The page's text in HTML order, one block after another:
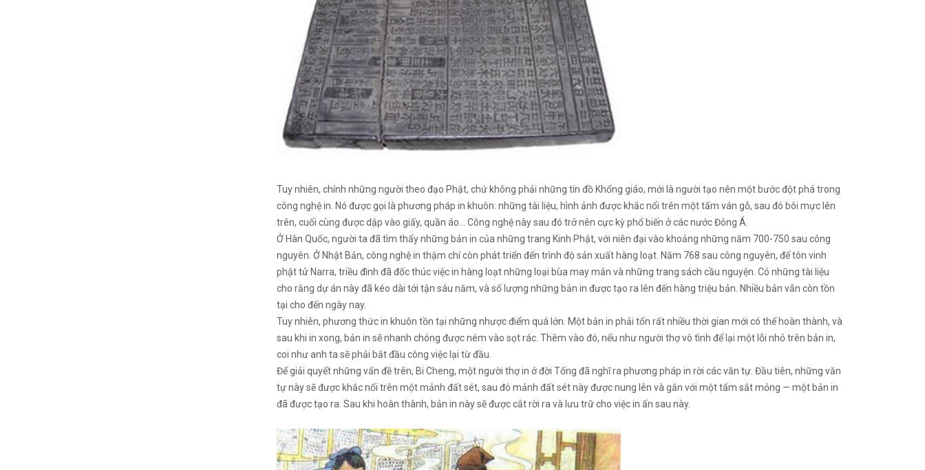
Tuy nhiên, chính những người theo đạo Phật, chứ không phải những tín đồ Khổng giáo, mới là người tạo nên một bước đột phá trong
công nghệ in. Nó được gọi là phương pháp in khuôn: những tài liệu, hình ảnh được khắc nổi trên một tấm ván gỗ, sau đó bôi mực lên
trên, cuối cùng được dập vào giấy, quần áo… Công nghệ này sau đó trở nên cực kỳ phổ biến ở các nước Đông Á.
Ở Hàn Quốc, người ta đã tìm thấy những bản in của những trang Kinh Phật, với niên đại vào khoảng những năm 700-750 sau công
nguyên. Ở Nhật Bản, công nghệ in thậm chí còn phát triển đến trình độ sản xuất hàng loạt. Năm 768 sau công nguyên, để tôn vinh
phật tử Narra, triều đình đã đốc thúc việc in hàng loạt những loại bùa may mắn và những trang sách cầu nguyện. Có những tài liệu
cho rằng dự án này đã kéo dài tới tận sáu năm, và số lượng những bản in được tạo ra lên đến hàng triệu bản. Nhiều bản vẫn còn tồn
tại cho đến ngày nay.
Tuy nhiên, phương thức in khuôn tồn tại những nhược điểm quá lớn. Một bản in phải tốn rất nhiều thời gian mới có thể hoàn thành, và
sau khi in xong, bản in sẽ nhanh chóng được ném vào sọt rác. Thêm vào đó, nếu như người thợ vô tình để lại một lỗi nhỏ trên bản in,
coi như anh ta sẽ phải bắt đầu công việc lại từ đầu.
Để giải quyết những vấn đề trên, Bi Cheng, một người thợ in ở đời Tống đã nghĩ ra phương pháp in rời các văn tự. Đầu tiên, những văn
tự này sẽ được khắc nổi trên một mảnh đất sét, sau đó mảnh đất sét này được nung lên và gắn với một tấm sắt mỏng — một bản in
đã được tạo ra. Sau khi hoàn thành, bản in này sẽ được cắt rời ra và lưu trữ cho việc in ấn sau này.